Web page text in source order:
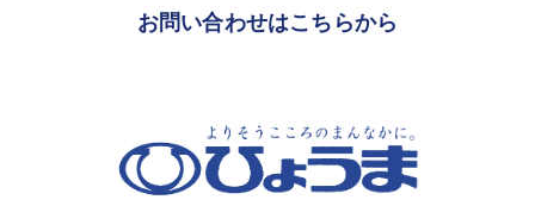
お問い合わせはこちらから